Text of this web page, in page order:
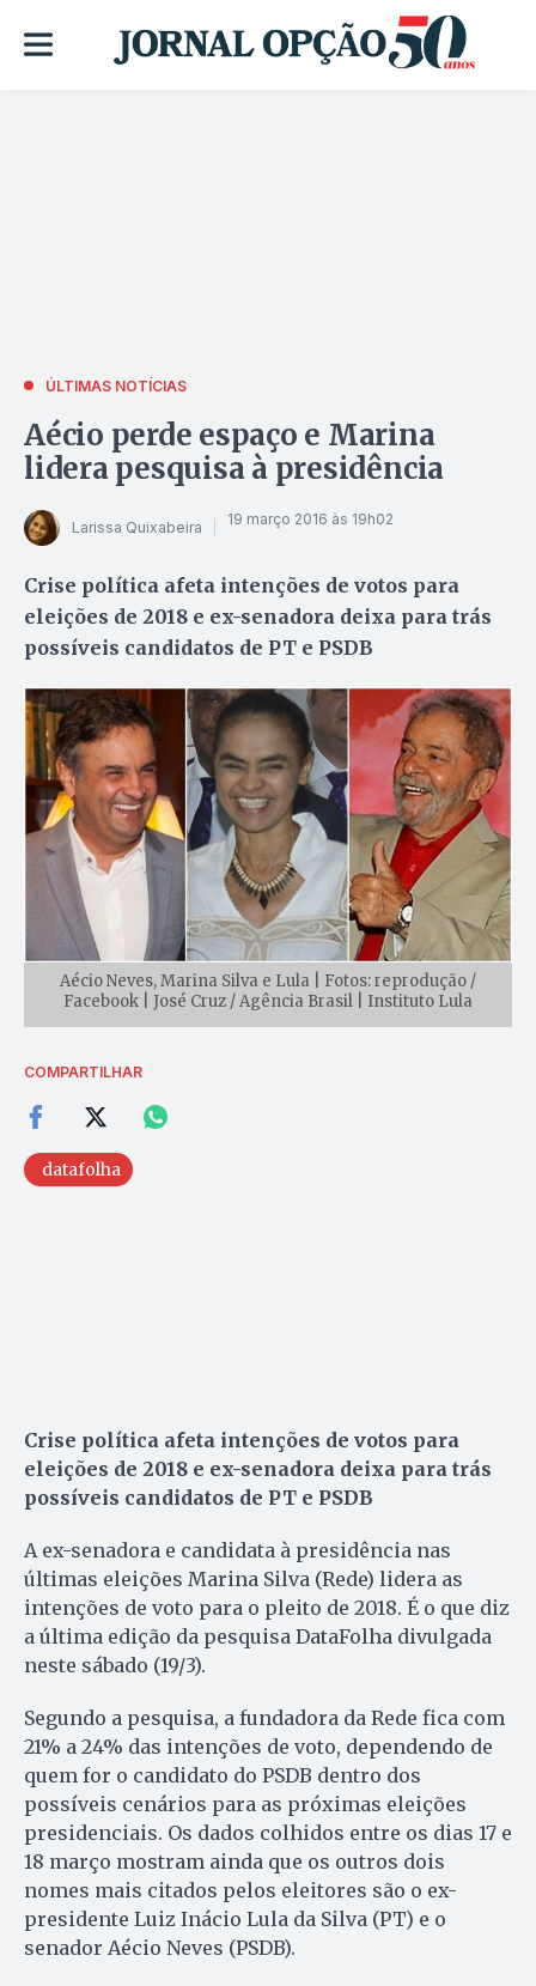
ÚLTIMAS NOTÍCIAS
Aécio perde espaço e Marina
lidera pesquisa à presidência
Larissa Quixabeira 19 março 2016 às 19h02
Crise política afeta intenções de votos para
eleições de 2018 e ex-senadora deixa para trás
possíveis candidatos de PT e PSDB
Aécio Neves, Marina Silva e Lula | Fotos: reprodução /
Facebook | José Cruz / Agência Brasil | Instituto Lula
COMPARTILHAR
datafolha
Crise política afeta intenções de votos para
eleições de 2018 e ex-senadora deixa para trás
possíveis candidatos de PT e PSDB
A ex-senadora e candidata à presidência nas
últimas eleições Marina Silva (Rede) lidera as
intenções de voto para o pleito de 2018. É o que diz
a última edição da pesquisa DataFolha divulgada
neste sábado (19/3).
Segundo a pesquisa, a fundadora da Rede fica com
21% a 24% das intenções de voto, dependendo de
quem for o candidato do PSDB dentro dos
possíveis cenários para as próximas eleições
presidenciais. Os dados colhidos entre os dias 17 e
18 março mostram ainda que os outros dois
nomes mais citados pelos eleitores são o ex-
presidente Luiz Inácio Lula da Silva (PT) e o
senador Aécio Neves (PSDB).